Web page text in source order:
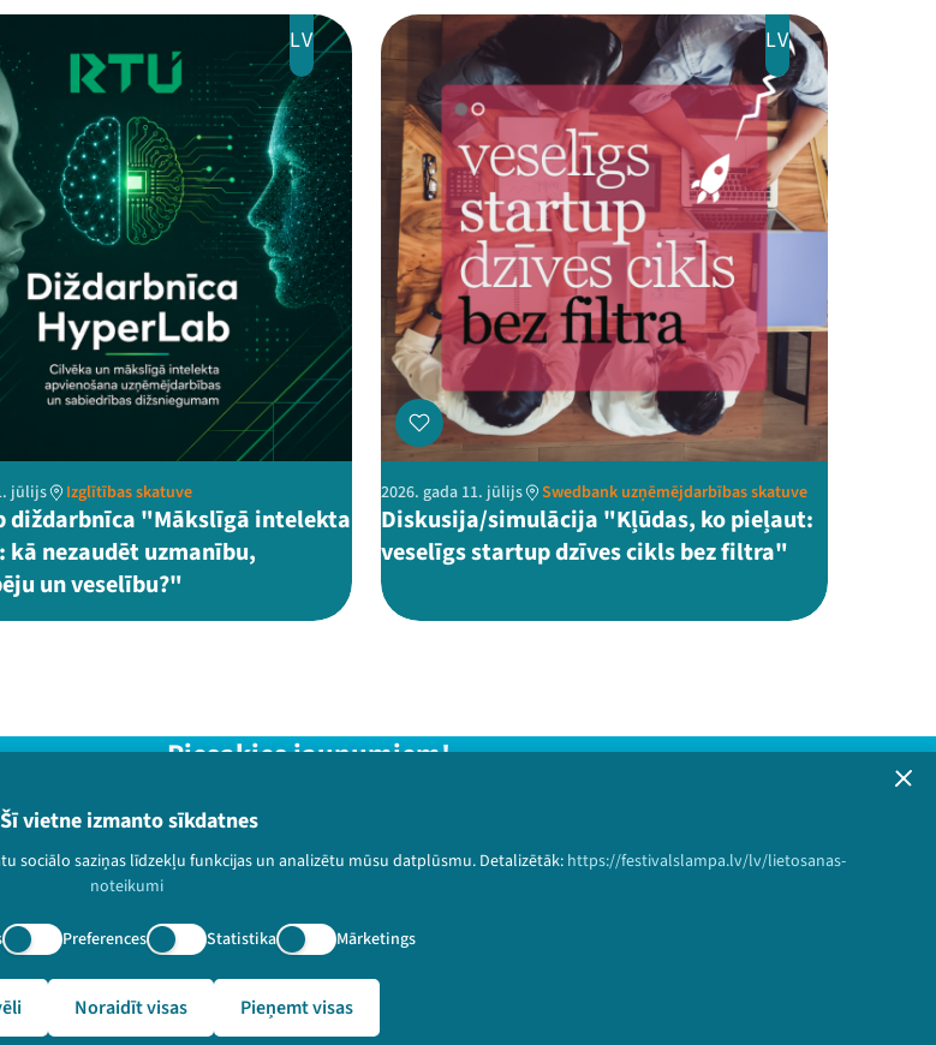
Šī vietne izmanto sīkdatnes
saziņas līdzekļu funkcijas un analizētu mūsu datplūsmu. Detalizētāk: https://festivalslampa.lv/lv/lietosanas-
noteikumi
Preferences Statistika Mārketings
Noraidīt visas Pieņemt visas
LV
jūlijs Izglītības skatuve
diždarbnīca "Mākslīgā intelekta
nezaudēt uzmanību,
un veselību?"
LV
2026. gada 11. jūlijs Swedbank uzņēmējdarbības skatuve
Diskusija/simulācija "Kļūdas, ko pieļaut:
veselīgs startup dzīves cikls bez filtra"
Piesakies jaunumiem!
Nepalaid garām aktuālāko informāciju!
Pieteikties
2096?speaker=Krist%C4%ABne%20Zonberga&speaker_id=1419